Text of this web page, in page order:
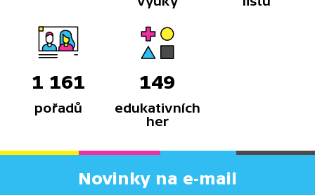
1 161
pořadů
149
edukativních
her
Novinky na e-mail